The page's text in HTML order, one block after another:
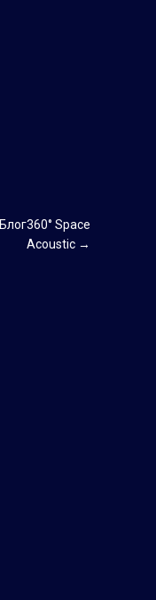
Блог360° Space
Acoustic →